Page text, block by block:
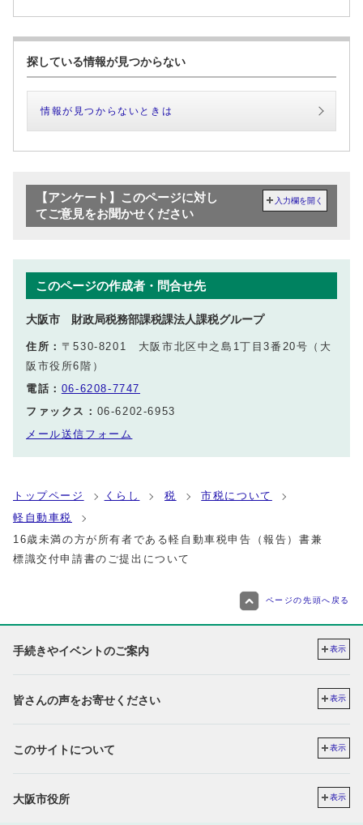
探している情報が見つからない
情報が見つからないときは
【アンケート】このページに対し
てご意見をお聞かせください
入力欄を開く
このページの作成者・問合せ先
大阪市 財政局税務部課税課法人課税グループ
住所： 〒530-8201 大阪市北区中之島1丁目3番20号（大
阪市役所6階）
電話： 06-6208-7747
ファックス： 06-6202-6953
メール送信フォーム
トップページ くらし 税
市税について
軽自動車税
16歳未満の方が所有者である軽自動車税申告（報告）書兼
標識交付申請書のご提出について
ページの先頭へ戻る
手続きやイベントのご案内 表示
皆さんの声をお寄せください 表示
このサイトについて 表示
大阪市役所 表示